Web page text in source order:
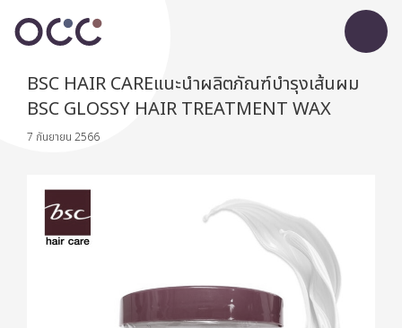
BSC HAIR CAREแนะนำผลิตภัณฑ์บำรุงเส้นผม
BSC GLOSSY HAIR TREATMENT WAX
7 กันยายน 2566